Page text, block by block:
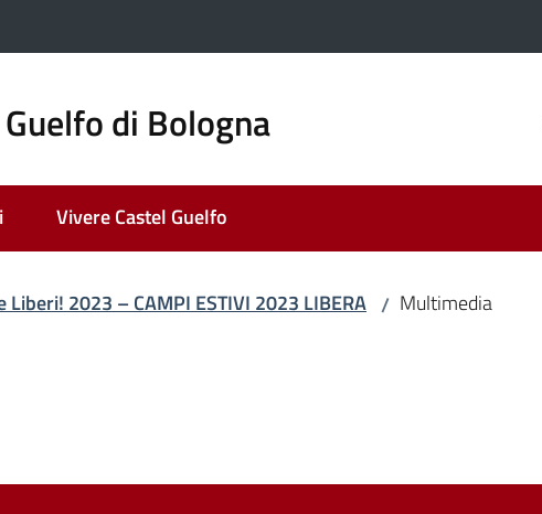
di Bologna
Vivere Castel Guelfo
Liberi! 2023 – CAMPI ESTIVI 2023 LIBERA / Multimedia